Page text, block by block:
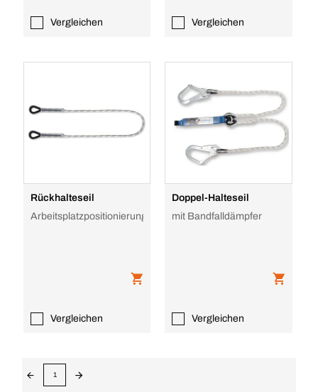
Vergleichen Vergleichen
Rückhalteseil
Arbeitsplatzpositionierung
Vergleichen
Doppel-Halteseil
mit Bandfalldämpfer
Vergleichen
1